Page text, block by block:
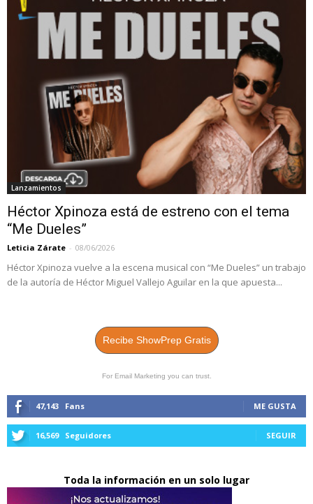
Lanzamientos
Héctor Xpinoza está de estreno con el tema
“Me Dueles”
Leticia Zárate - 08/06/2026
Héctor Xpinoza vuelve a la escena musical con “Me Dueles” un trabajo
de la autoría de Héctor Miguel Vallejo Aguilar en la que apuesta...
Recibe ShowPrep Gratis
For Email Marketing you can trust.
47,143 Fans ME GUSTA
16,569 Seguidores SEGUIR
Toda la información en un solo lugar